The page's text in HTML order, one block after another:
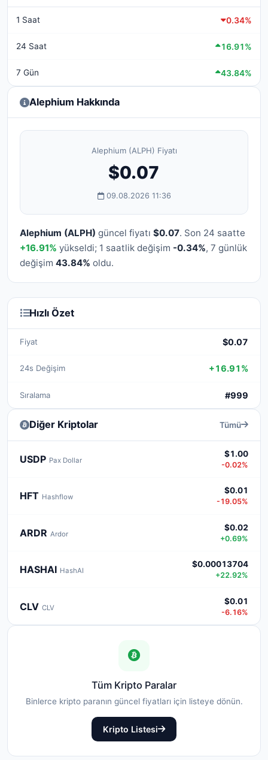
1 Saat 0.34%
24 Saat 16.91%
7 Gün 43.84%
Alephium Hakkında
Alephium (ALPH) Fiyatı
$0.07
09.08.2026 11:36
Alephium (ALPH) güncel fiyatı $0.07. Son 24 saatte
+16.91% yükseldi; 1 saatlik değişim -0.34%, 7 günlük
değişim 43.84% oldu.
Hızlı Özet
Fiyat $0.07
24s Değişim +16.91%
Sıralama #999
Diğer Kriptolar Tümü
USDP Pax Dollar
$1.00
-0.02%
HFT Hashflow
$0.01
-19.05%
ARDR Ardor
$0.02
+0.69%
HASHAI HashAI
$0.00013704
+22.92%
CLV CLV
$0.01
-6.16%
Tüm Kripto Paralar
Binlerce kripto paranın güncel fiyatları için listeye dönün.
Kripto Listesi